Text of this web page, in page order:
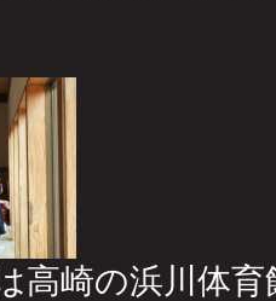
高崎の浜川体